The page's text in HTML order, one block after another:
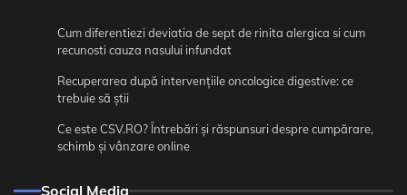
Cum diferentiezi deviatia de sept de rinita alergica si cum
recunosti cauza nasului infundat
Recuperarea după intervențiile oncologice digestive: ce
trebuie să știi
Ce este CSV.RO? Întrebări și răspunsuri despre cumpărare,
schimb și vânzare online
Social Media